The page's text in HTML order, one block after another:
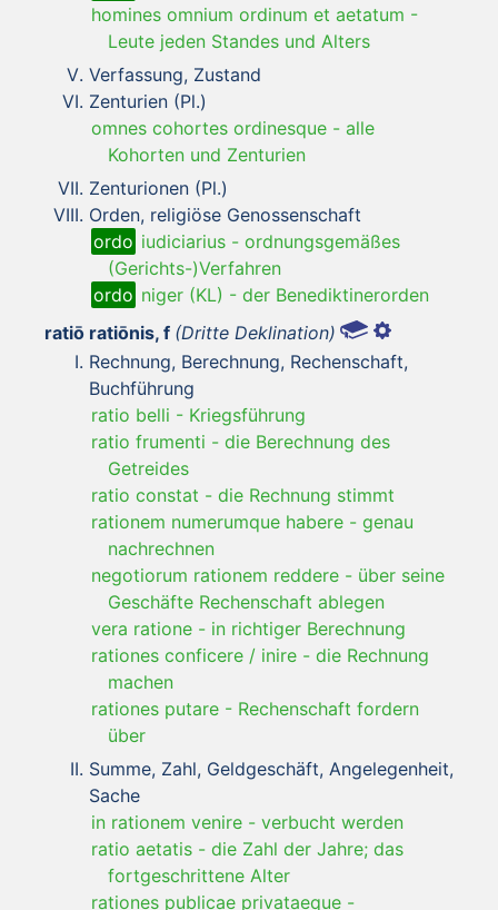
homines omnium ordinum et aetatum -
Leute jeden Standes und Alters
Verfassung, Zustand
Zenturien (Pl.)
omnes cohortes ordinesque - alle
Kohorten und Zenturien
Zenturionen (Pl.)
Orden, religiöse Genossenschaft
ordo iudiciarius - ordnungsgemäßes
(Gerichts-)Verfahren
ordo niger (KL) - der Benediktinerorden
ratiō ratiōnis, f (Dritte Deklination)
Rechnung, Berechnung, Rechenschaft,
Buchführung
ratio belli - Kriegsführung
ratio frumenti - die Berechnung des
Getreides
ratio constat - die Rechnung stimmt
rationem numerumque habere - genau
nachrechnen
negotiorum rationem reddere - über seine
Geschäfte Rechenschaft ablegen
vera ratione - in richtiger Berechnung
rationes conficere / inire - die Rechnung
machen
rationes putare - Rechenschaft fordern
über
Summe, Zahl, Geldgeschäft, Angelegenheit,
Sache
in rationem venire - verbucht werden
ratio aetatis - die Zahl der Jahre; das
fortgeschrittene Alter
rationes publicae privataeque -